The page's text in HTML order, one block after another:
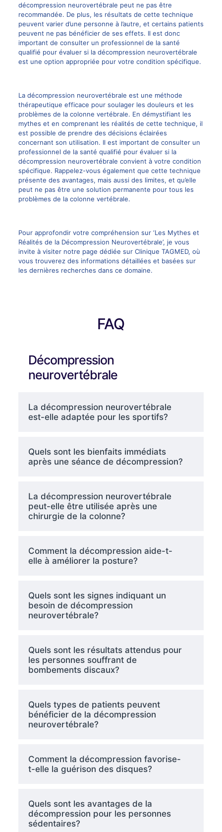
décompression neurovertébrale peut ne pas être
recommandée. De plus, les résultats de cette technique
peuvent varier d’une personne à l’autre, et certains patients
peuvent ne pas bénéficier de ses effets. Il est donc
important de consulter un professionnel de la santé
qualifié pour évaluer si la décompression neurovertébrale
est une option appropriée pour votre condition spécifique.
La décompression neurovertébrale est une méthode
thérapeutique efficace pour soulager les douleurs et les
problèmes de la colonne vertébrale. En démystifiant les
mythes et en comprenant les réalités de cette technique, il
est possible de prendre des décisions éclairées
concernant son utilisation. Il est important de consulter un
professionnel de la santé qualifié pour évaluer si la
décompression neurovertébrale convient à votre condition
spécifique. Rappelez-vous également que cette technique
présente des avantages, mais aussi des limites, et qu’elle
peut ne pas être une solution permanente pour tous les
problèmes de la colonne vertébrale.
Pour approfondir votre compréhension sur ‘Les Mythes et
Réalités de la Décompression Neurovertébrale’, je vous
invite à visiter notre page dédiée sur Clinique TAGMED, où
vous trouverez des informations détaillées et basées sur
les dernières recherches dans ce domaine.
FAQ
Décompression
neurovertébrale
La décompression neurovertébrale
est-elle adaptée pour les sportifs?
Quels sont les bienfaits immédiats
après une séance de décompression?
La décompression neurovertébrale
peut-elle être utilisée après une
chirurgie de la colonne?
Comment la décompression aide-t-
elle à améliorer la posture?
Quels sont les signes indiquant un
besoin de décompression
neurovertébrale?
Quels sont les résultats attendus pour
les personnes souffrant de
bombements discaux?
Quels types de patients peuvent
bénéficier de la décompression
neurovertébrale?
Comment la décompression favorise-
t-elle la guérison des disques?
Quels sont les avantages de la
décompression pour les personnes
sédentaires?